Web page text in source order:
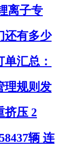
离子专
还有多少
汇总：
理规则发
挤压 2
辆 连